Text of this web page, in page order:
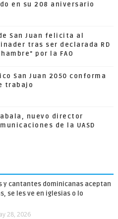
en su 208 aniversario
San Juan felicita al
tras ser declarada RD
por la FAO
San Juan 2050 conforma
trabajo
nuevo director
de la UASD
y cantantes dominicanas aceptan
se les ve en iglesias o lo
28, 2026